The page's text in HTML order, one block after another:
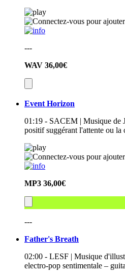
---
WAV 36,00€
Event Horizon
01:19 - SACEM | Musique de
positif suggérant l'attente ou
MP3 36,00€
---
Father's Breath
02:00 - LESF | Musique
electro-pop sentimentale –